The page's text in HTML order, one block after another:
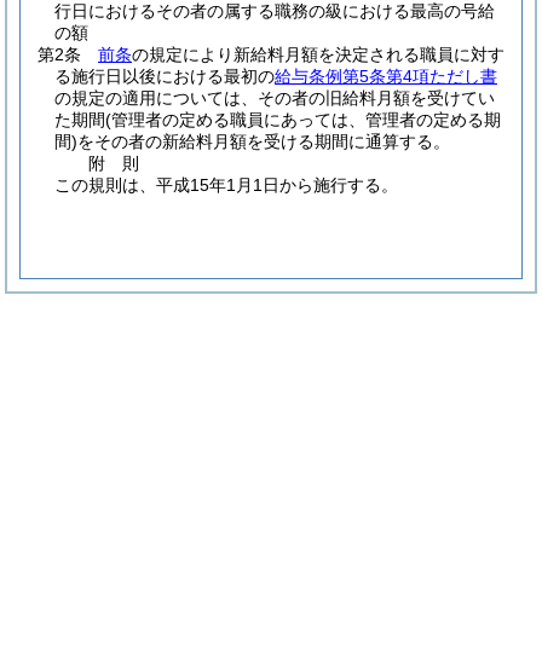
行日におけるその者の属する職務の級における最高の号給
の額
第2条
前条の規定により新給料月額を決定される職員に対す
る施行日以後における最初の給与条例第5条第4項ただし書
の規定の適用については、その者の旧給料月額を受けてい
た期間(管理者の定める職員にあっては、管理者の定める期
間)をその者の新給料月額を受ける期間に通算する。
附 則
この規則は、平成15年1月1日から施行する。